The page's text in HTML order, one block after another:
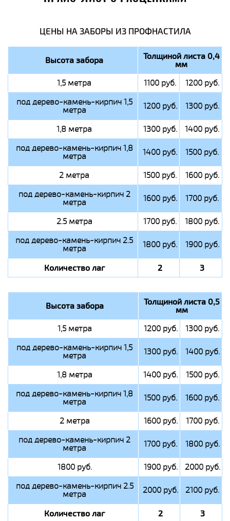
ЦЕНЫ НА ЗАБОРЫ ИЗ ПРОФНАСТИЛА
Высота забора Толщиной листа 0,4
мм
1,5 метра 1100 руб.
1200 руб.
под дерево-камень-кирпич 1,5
метра 1200 руб. 1300 руб.
1,8 метра 1300 руб.
1400 руб.
под дерево-камень-кирпич 1,8
метра 1400 руб. 1500 руб.
2 метра 1500 руб.
1600 руб.
под дерево-камень-кирпич 2
метра 1600 руб. 1700 руб.
2.5 метра 1700 руб.
1800 руб.
под дерево-камень-кирпич 2.5
метра 1800 руб. 1900 руб.
Количество лаг 2 3
Высота забора Толщиной листа 0,5
мм
1,5 метра 1200 руб.
1300 руб.
под дерево-камень-кирпич 1,5
метра 1300 руб. 1400 руб.
1,8 метра 1400 руб.
1500 руб.
под дерево-камень-кирпич 1,8
метра 1500 руб. 1600 руб.
2 метра 1600 руб.
1700 руб.
под дерево-камень-кирпич 2
метра 1700 руб. 1800 руб.
1800 руб. 1900 руб.
2000 руб.
под дерево-камень-кирпич 2.5
метра 2000 руб. 2100 руб.
Количество лаг 2 3